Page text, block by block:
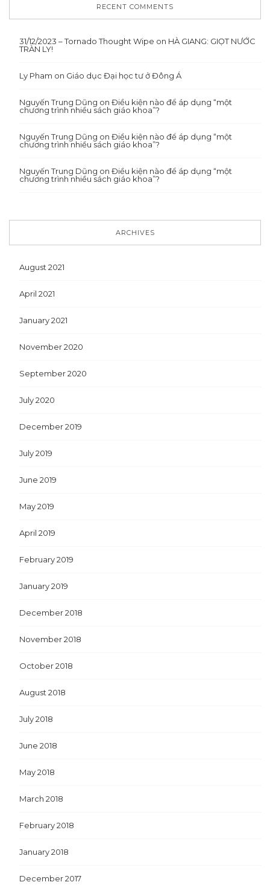
RECENT COMMENTS
31/12/2023 – Tornado Thought Wipe on HÀ GIANG: GIỌT NƯỚC
TRÀN LY!
Ly Pham on Giáo dục Đại học tư ở Đông Á
Nguyến Trung Dũng onĐiều kiện nào để áp dụng “một
chương trình nhiều sách giáo khoa”?
Nguyến Trung Dũng onĐiều kiện nào để áp dụng “một
chương trình nhiều sách giáo khoa”?
Nguyến Trung Dũng onĐiều kiện nào để áp dụng “một
chương trình nhiều sách giáo khoa”?
ARCHIVES
August 2021
April 2021
January 2021
November 2020
September 2020
July 2020
December 2019
July 2019
June 2019
May 2019
April 2019
February 2019
January 2019
December 2018
November 2018
October 2018
August 2018
July 2018
June 2018
May 2018
March 2018
February 2018
January 2018
December 2017